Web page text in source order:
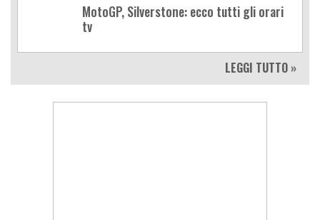
MotoGP, Silverstone: ecco tutti gli orari
tv
LEGGI TUTTO »